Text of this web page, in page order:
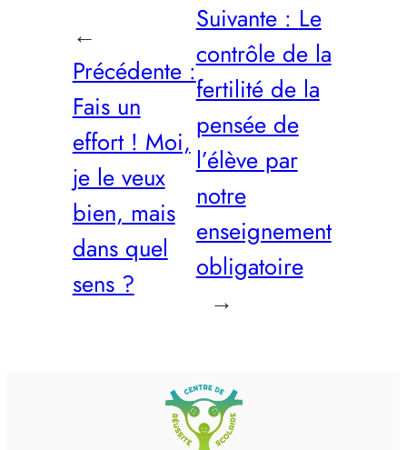
←
Précédente :
Fais un
effort ! Moi,
je le veux
bien, mais
dans quel
sens ?
Suivante : Le
contrôle de la
fertilité de la
pensée de
l’élève par
notre
enseignement
obligatoire
→